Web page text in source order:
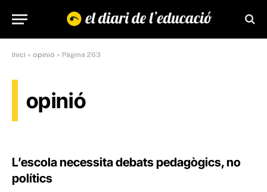
Inici » opinió » Pàgina 263
opinió
L’escola necessita debats pedagògics, no
polítics